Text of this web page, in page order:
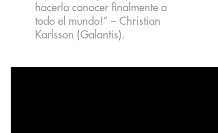
hacerla conocer finalmente a
todo el mundo!” – Christian
Karlsson (Galantis).